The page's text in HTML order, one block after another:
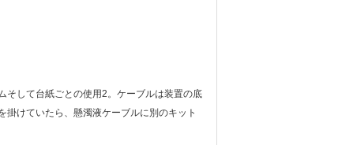
そして台紙ごとの使用2。ケーブルは装置の底
けていたら、懸濁液ケーブルに別のキット